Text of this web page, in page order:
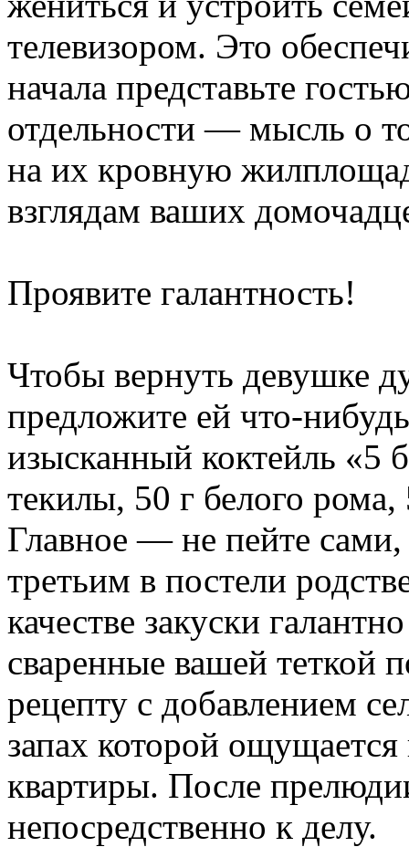
телевизором. Это
начала представьте
отдельности — мысль о
на их кровную
взглядам ваших
Проявите галантность!
Чтобы вернуть девушке
предложите ей что-
изысканный коктейль «5
текилы, 50 г белого
Главное — не пейте
третьим в постели
качестве закуски
сваренные вашей теткой
рецепту с добавлением
запах которой
квартиры. После
непосредственно к делу.